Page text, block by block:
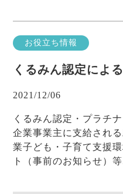
お役立ち情報
くるみん認定によ
2021/12/06
くるみん認定・プラチ
企業事業主に支給され
業子ども・子育て支援
ト（事前のお知らせ）